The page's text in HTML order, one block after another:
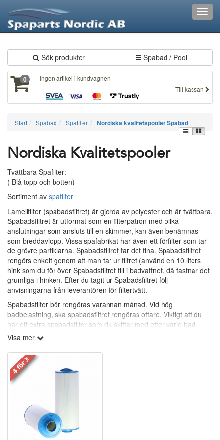
Sök produkter Spabad / Pool
0
Ingen artikel i kundvagnen
Till kassan
Start Spabad Spafilter Nordiska kvalitetspooler Spabad
Nordiska Kvalitetspooler
Tvättbara Spafilter:
( Blå topp och botten)
Sortiment av spafilter
Lamellfilter (spabadsfiltret) är gjorda av polyester och är tvättbara.
Spabadsfiltret är utformat som en filterpatron med olika
anslutningar som ansluts till en skimmer, kan även benämnas
som breddavlopp. Vissa spafabrikat har även ett förfilter som tar
de grövre partiklarna. Spabadsfiltret tar det fina. Spabadsfiltret
rengörs enkelt genom att man tar ur filtret (använd en 10 liters
hink som du för över Spabadsfiltret till i badvattnet, då fastnar det
grumliga i hinken. Efter du tagit ur Spabadsfiltret följ
anvisningarna från leverantören för filtertvätt.
Spabadsfilter bör rengöras varannan månad. Vid hög
badbelastning, ska spabadsfiltret rengöras oftare. Viktigt att du
har ett extra spabadsfilter som du skiftar med efter varje bad.
Vid hög badbelastning är det oftast andra personer än familjen
Viktigaste är att alla badande tvättar sig ordentligt före och efter
bad.
(Vita med grå topp och botten.)
Polypropylen-filter är mycket effektiva på att samla in icke-
önskvärda partiklar ur vattnet. Polypropylen, ligger i lager inuti
Visa mer